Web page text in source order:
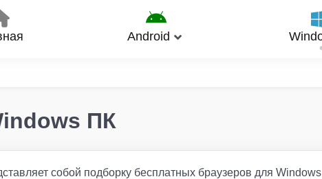
Android
ПК
собой подборку бесплатных браузеров для